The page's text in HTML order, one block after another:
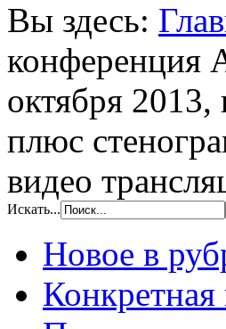
Вы здесь:
конференция
октября
плюс
видео
Искать...
Новое в
Конкретная